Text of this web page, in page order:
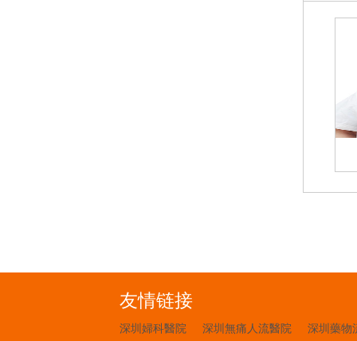
友情链接
深圳婦科醫院 深圳無痛人流醫院 深圳藥物